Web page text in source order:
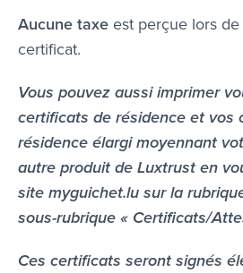
Aucune taxe est perçue lors de
certificat.
Vous pouvez aussi imprimer
certificats de résidence et vos
résidence élargi moyennant
autre produit de Luxtrust en
site myguichet.lu sur la
sous-rubrique « Certificats/
Ces certificats seront signés